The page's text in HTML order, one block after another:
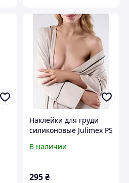
Наклейки для груди
силиконовые Julimex PS
В наличии
295₴